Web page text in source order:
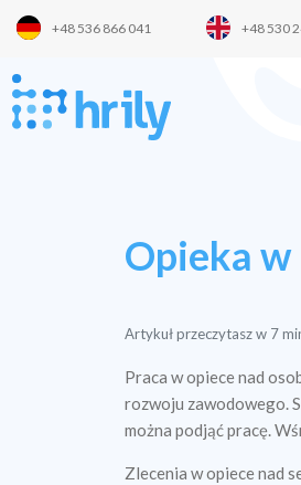
+48 536 866 041 +48 530
Opieka
Artykuł przeczytasz w 7
Praca w opiece nad
rozwoju zawodowego.
można podjąć pracę.
Zlecenia w opiece nad